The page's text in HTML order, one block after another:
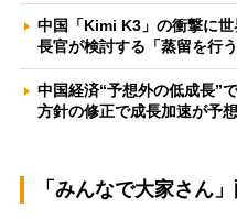
中国「Kimi K3」の衝撃に
長官が検討する「蒸留を行
中国経済“予想外の低成長”
方針の修正で成長加速が予
「みんなで大家さん